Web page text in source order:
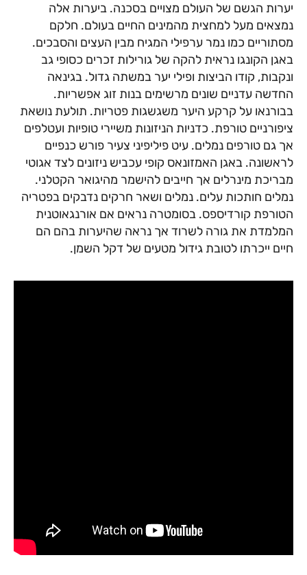
יערות הגשם של העולם מצויים בסכנה. ביערות אלה
נמצאים מעל למחצית מהמינים החיים בעולם. חלקם
מסתוריים כמו נמר ערפילי המגיח מבין העצים והסבכים.
באגן הקונגו נראית להקה של גורילות זכרים כסופי גב
ונקבות, קודו הביצות ופילי יער במשתה גדול. בגינאה
החדשה עדניים שונים מרשימים בנות זוג אפשריות.
בבורנאו על קרקע היער משגשגות פטריות. תולעת נושאת
ציפורניים טורפת. כדניות הניזונות משיירי טופיות ועטלפים
אך גם טורפים נמלים. עיט פיליפיני צעיר פורש כנפיים
לראשונה. באגן האמזונאס קופי עכביש ניזונים לצד אגוטי
מבריכת מינרלים אך חייבים להישמר מהיגואר הקטלני.
נמלים חותכות עלים. נמלים ושאר חרקים נדבקים בפטריה
הטורפת קורדיספס. בסומטרה נראים אם אורנגאוטנית
המלמדת את גורה לשרוד אך נראה שהיערות בהם הם
חיים ייכרתו לטובת גידול מטעים של דקל השמן.